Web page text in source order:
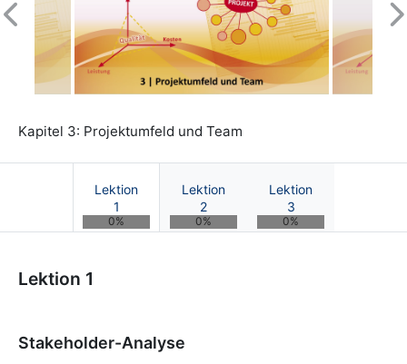
Previous
Kapitel 3: Projektumfeld und Team
Lektion
1
0%
Lektion
2
0%
Lektion
3
0%
Lektion 1
Stakeholder-Analyse